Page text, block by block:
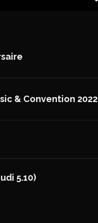
& Convention 2022
5.10)